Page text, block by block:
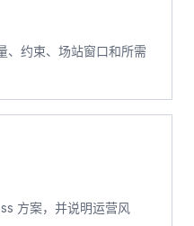
、约束、场站窗口和所需
方案，并说明运营风